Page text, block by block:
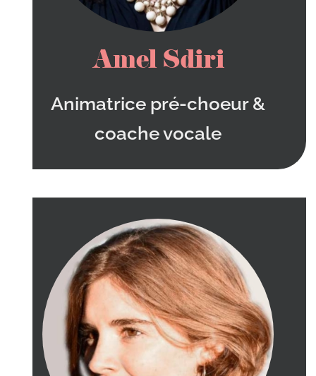
Amel Sdiri
Animatrice pré-choeur &
coache vocale